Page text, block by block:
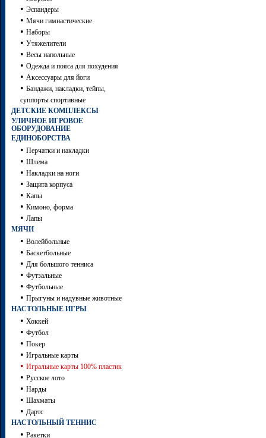
• Эспандеры
• Мячи гимнастические
• Наборы
• Утяжелители
• Весы напольные
• Одежда и пояса для похудения
• Аксессуары для йоги
• Бандажи, накладки, тейпы,
суппорты спортивные
ДЕТСКИЕ КОМПЛЕКСЫ
УЛИЧНОЕ ИГРОВОЕ
ОБОРУДОВАНИЕ
ЕДИНОБОРСТВА
• Перчатки и накладки
• Шлема
• Накладки на ноги
• Защита корпуса
• Капы
• Кимоно, форма
• Лапы
МЯЧИ
• Волейбольные
• Баскетбольные
• Для большого тенниса
• Футзальные
• Футбольные
• Прыгуны и надувные животные
НАСТОЛЬНЫЕ ИГРЫ
• Хоккей
• Футбол
• Покер
• Игральные карты
• Игральные карты 100% пластик
• Русское лото
• Нарды
• Шахматы
• Дартc
НАСТОЛЬНЫЙ ТЕННИС
• Ракетки